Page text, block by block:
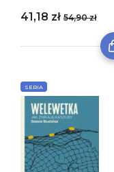
41,18 zł 54,90 zł
SERIA